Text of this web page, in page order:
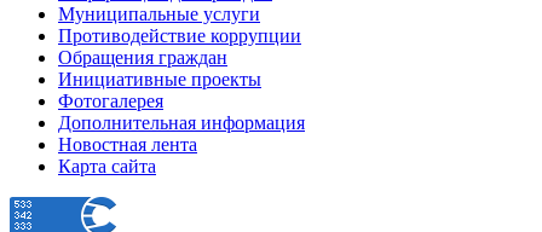
Муниципальные услуги
Противодействие коррупции
Обращения граждан
Инициативные проекты
Фотогалерея
Дополнительная информация
Новостная лента
Карта сайта